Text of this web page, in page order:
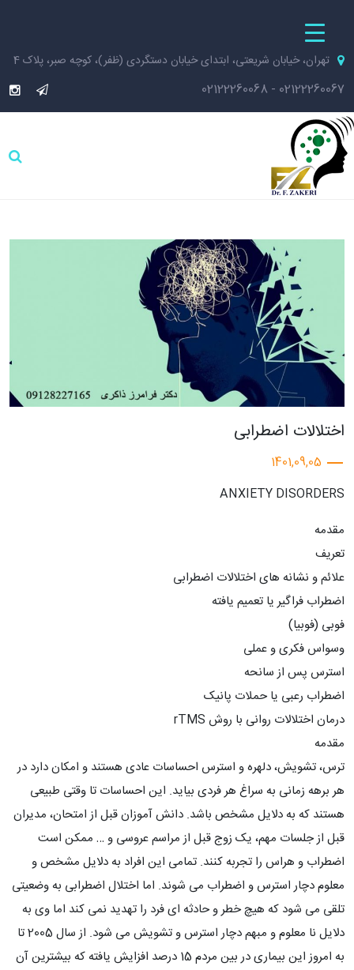
تهران، خیابان شریعتی، ابتدای خیابان دستگردی (ظفر)، کوچه صبر، پلاک 4
02122260067
-
02122260068
اختلالات اضطرابی
1401,09,05
ANXIETY DISORDERS
مقدمه
تعریف
علائم و نشانه های اختلالات اضطرابی
اضطراب فراگیر یا تعمیم یافته
فوبی (فوبیا)
وسواس فکری و عملی
استرس پس از سانحه
اضطراب رعبی یا حملات پانیک
درمان اختلالات روانی با روش rTMS
مقدمه
ترس، تشویش، دلهره و استرس احساسات عادی هستند و امکان دارد در
هر برهه زمانی به سراغ هر فردی بیاید. این احساسات تا وقتی طبیعی
هستند که به دلایل مشخص باشد. دانش آموزان قبل از امتحان، مدیران
قبل از جلسات مهم، یک زوج قبل از مراسم عروسی و … ممکن است
اضطراب و هراس را تجربه کنند. تمامی این افراد به دلایل مشخص و
معلوم دچار استرس و اضطراب می شوند. اما اختلال اضطرابی به وضعیتی
تلقی می شود که هیچ خطر و حادثه ای فرد را تهدید نمی کند اما وی به
دلایل نا معلوم و مبهم دچار استرس و تشویش می شود. از سال 2005 تا
به امروز این بیماری در بین مردم 15 درصد افزایش یافته که بیشترین آن